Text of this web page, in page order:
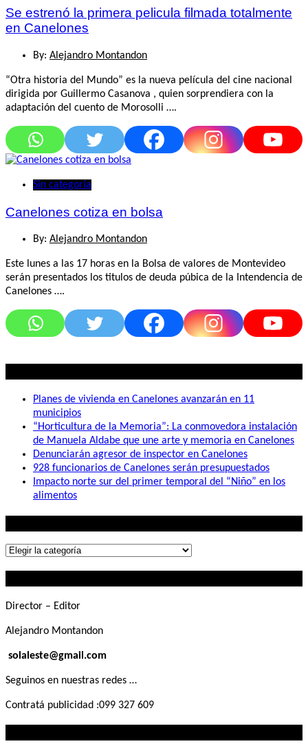
Se estrenó la primera pelicula filmada totalmente
en Canelones
By: Alejandro Montandon
“Otra historia del Mundo” es la nueva película del cine nacional
dirigida por Guillermo Casanova , quien sorprendiera con la
adaptación del cuento de Morosolli ….
Sin categoría
Canelones cotiza en bolsa
By: Alejandro Montandon
Este lunes a las 17 horas en la Bolsa de valores de Montevideo
serán presentados los titulos de deuda púbica de la Intendencia de
Canelones ….
Planes de vivienda en Canelones avanzarán en 11
municipios
“Horticultura de la Memoria”: La conmovedora instalación
de Manuela Aldabe que une arte y memoria en Canelones
Denunciarán agresor de inspector en Canelones
928 funcionarios de Canelones serán presupuestados
Impacto norte sur del primer temporal del “Niño” en los
alimentos
Lo
Director – Editor
Alejandro Montandon
solaleste@gmail.com
Seguinos en nuestras redes …
Contratá publicidad :099 327 609